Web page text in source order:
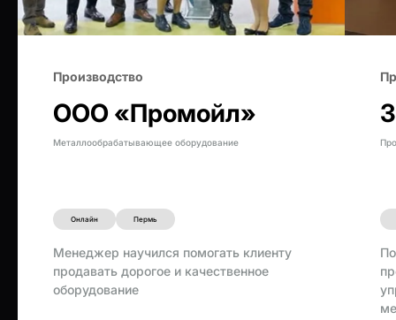
Производство
ООО «Промойл»
Металлообрабатывающее оборудование
Онлайн Пермь
Менеджер научился помогать клиенту
продавать дорогое и качественное
оборудование